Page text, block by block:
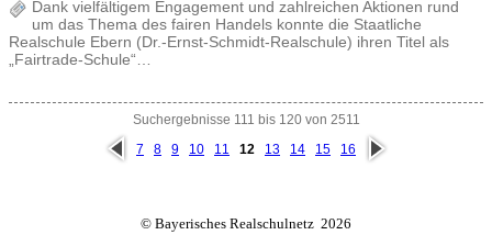
Dank vielfältigem Engagement und zahlreichen Aktionen rund
um das Thema des fairen Handels konnte die Staatliche
Realschule Ebern (Dr.-Ernst-Schmidt-Realschule) ihren Titel als
„Fairtrade-Schule“…
Suchergebnisse 111 bis 120 von 2511
vorh
erig
7 8 9 10 11 12 13 14 15 16
näc
hste
© Bayerisches Realschulnetz 2026